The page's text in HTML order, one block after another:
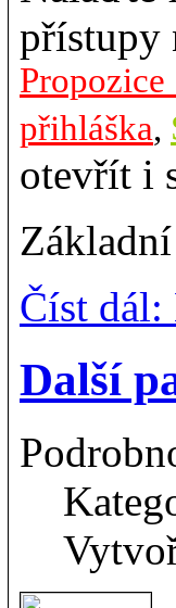
přístupy
přihláška,
otevřít i
Číst dál:
Další